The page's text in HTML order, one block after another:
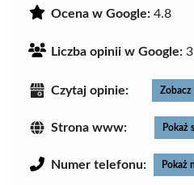
Ocena w Google: 4.8
Liczba opinii w Google:
Czytaj opinie: Zobacz
Strona www: Pokaż
Numer telefonu: Pokaż